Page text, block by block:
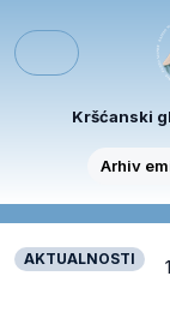
Menu
Kršćanski
Arhiv
AKTUALNOSTI